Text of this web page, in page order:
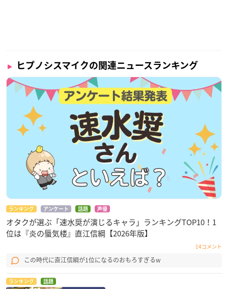
ヒプノシスマイクの関連ニュースランキング
ランキング アンケート 話題 声優
オタクが選ぶ「速水奨が演じるキャラ」ランキングTOP10！1
位は『炎の蜃気楼』直江信綱【2026年版】
14コメント
この時代に直江信綱が1位になるのおもろすぎるw
ランキング 話題